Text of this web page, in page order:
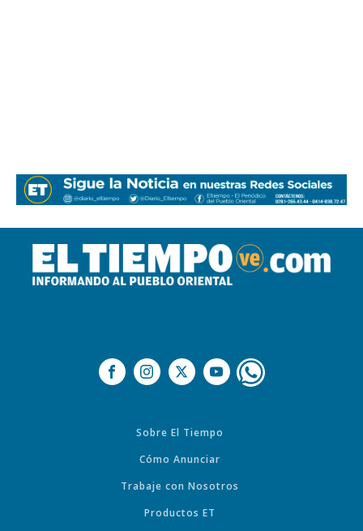
Sobre El Tiempo
Cómo Anunciar
Trabaje con Nosotros
Productos ET